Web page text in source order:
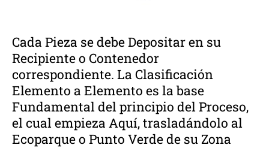
Cada Pieza se debe Depositar en su
Recipiente o Contenedor
correspondiente. La Clasificación
Elemento a Elemento es la base
Fundamental del principio del Proceso,
el cual empieza Aquí, trasladándolo al
Ecoparque o Punto Verde de su Zona